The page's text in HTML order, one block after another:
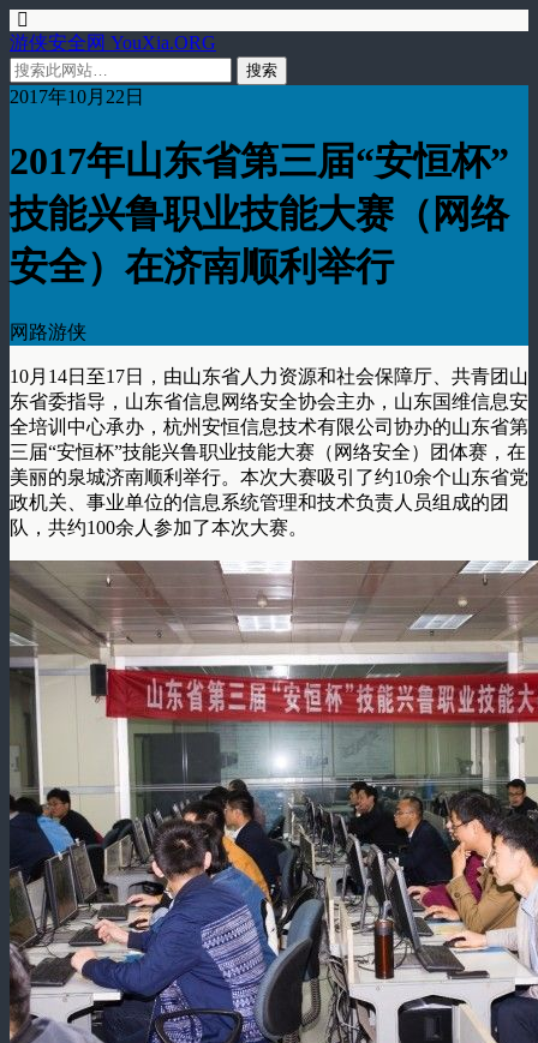
游侠安全网 YouXia.ORG
2017年10月22日
2017年山东省第三届“安恒杯”
技能兴鲁职业技能大赛（网络
安全）在济南顺利举行
网路游侠
10月14日至17日，由山东省人力资源和社会保障厅、共青团山
东省委指导，山东省信息网络安全协会主办，山东国维信息安
全培训中心承办，杭州安恒信息技术有限公司协办的山东省第
三届“安恒杯”技能兴鲁职业技能大赛（网络安全）团体赛，在
美丽的泉城济南顺利举行。本次大赛吸引了约10余个山东省党
政机关、事业单位的信息系统管理和技术负责人员组成的团
队，共约100余人参加了本次大赛。